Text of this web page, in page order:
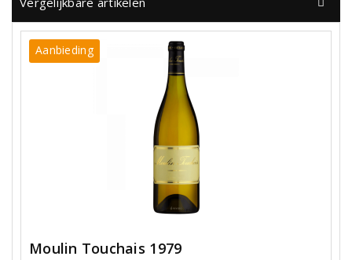
Aanbieding
Moulin Touchais 1979